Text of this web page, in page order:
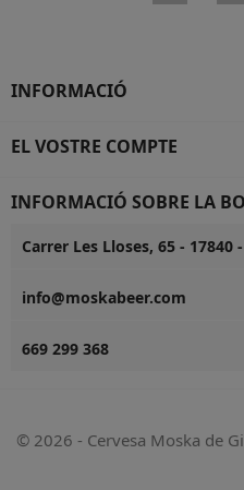
INFORMACIÓ
EL VOSTRE COMPTE
INFORMACIÓ SOBRE LA
Carrer Les Lloses, 65 - 17840
info@moskabeer.com
669 299 368
© 2026 - Cervesa Moska de